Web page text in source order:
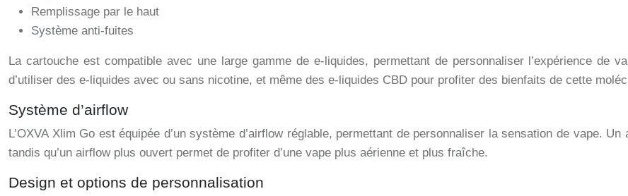
Remplissage par le haut
Système anti-fuites
La cartouche est compatible avec une large gamme de e-liquides, permettant de personnaliser l’expérience de
d’utiliser des e-liquides avec ou sans nicotine, et même des e-liquides CBD pour profiter des bienfaits de cette
Système d’airflow
L’OXVA Xlim Go est équipée d’un système d’airflow réglable, permettant de personnaliser la sensation de vape.
tandis qu’un airflow plus ouvert permet de profiter d’une vape plus aérienne et plus fraîche.
Design et options de personnalisation